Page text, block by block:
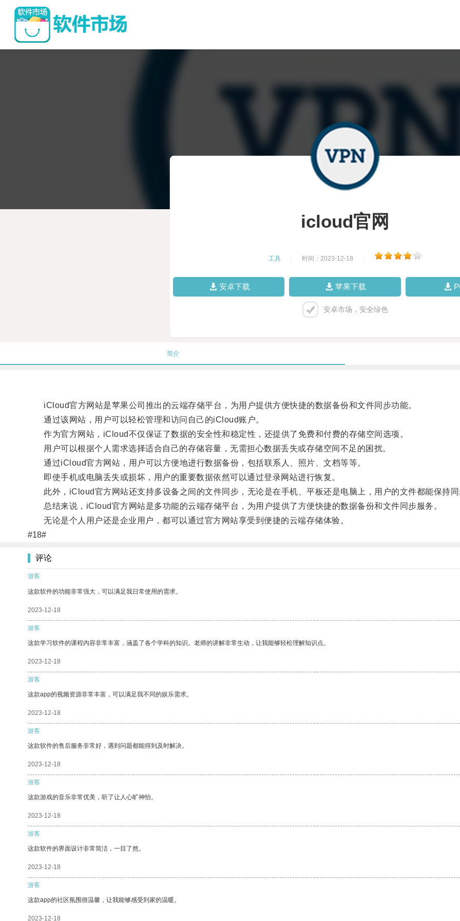
icloud官网
工具 时间：2023-12-18
安卓下载 苹果下载
安卓市场，安全绿色
简介
iCloud官方网站是苹果公司推出的云端存储平台，为用户提供方便快捷的数据备份和文件同步功能。
通过该网站，用户可以轻松管理和访问自己的iCloud账户。
作为官方网站，iCloud不仅保证了数据的安全性和稳定性，还提供了免费和付费的存储空间选项。
用户可以根据个人需求选择适合自己的存储容量，无需担心数据丢失或存储空间不足的困扰。
通过iCloud官方网站，用户可以方便地进行数据备份，包括联系人、照片、文档等等。
即使手机或电脑丢失或损坏，用户的重要数据依然可以通过登录网站进行恢复。
此外，iCloud官方网站还支持多设备之间的文件同步，无论是在手机、平板还是电脑上，用户的文件都能保持同
总结来说，iCloud官方网站是多功能的云端存储平台，为用户提供了方便快捷的数据备份和文件同步服务。
无论是个人用户还是企业用户，都可以通过官方网站享受到便捷的云端存储体验。
#18#
评论
游客
这款软件的功能非常强大，可以满足我日常使用的需求。
2023-12-18
游客
这款学习软件的课程内容非常丰富，涵盖了各个学科的知识。老师的讲解非常生动，让我能够轻松理解知识点。
2023-12-18
游客
这款app的视频资源非常丰富，可以满足我不同的娱乐需求。
2023-12-18
游客
这款软件的售后服务非常好，遇到问题都能得到及时解决。
2023-12-18
游客
这款游戏的音乐非常优美，听了让人心旷神怡。
2023-12-18
游客
这款软件的界面设计非常简洁，一目了然。
2023-12-18
游客
这款app的社区氛围很温馨，让我能够感受到家的温暖。
2023-12-18